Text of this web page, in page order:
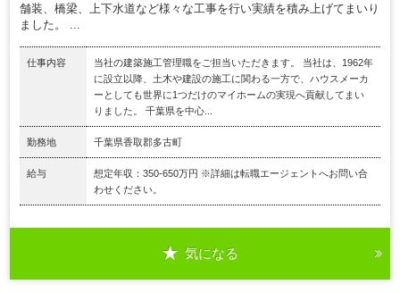
舗装、橋梁、上下水道など様々な工事を行い実績を積み上げてまいり
ました。 ...
仕事内容
当社の建築施工管理職をご担当いただきます。 当社は、1962年
に設立以降、土木や建設の施工に関わる一方で、ハウスメーカ
ーとしても世界に1つだけのマイホームの実現へ貢献してまい
りました。 千葉県を中心...
勤務地 千葉県香取郡多古町
給与
想定年収：350-650万円 ※詳細は転職エージェントへお問い合
わせください。
気になる